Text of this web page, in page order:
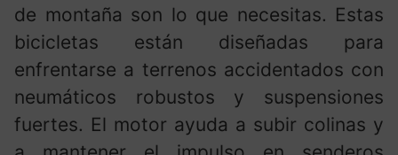
de montaña son lo que necesitas. Estas
bicicletas están diseñadas para
enfrentarse a terrenos accidentados con
neumáticos robustos y suspensiones
fuertes. El motor ayuda a subir colinas y